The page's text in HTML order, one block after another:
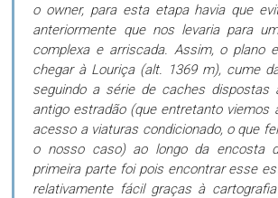
o owner, para esta etapa havia que
anteriormente que nos levaria para
complexa e arriscada. Assim, o plano
chegar à Louriça (alt. 1369 m), cume
seguindo a série de caches dispostas
antigo estradão (que entretanto viemos
acesso a viaturas condicionado, o que
o nosso caso) ao longo da encosta
primeira parte foi pois encontrar esse
relativamente fácil graças à